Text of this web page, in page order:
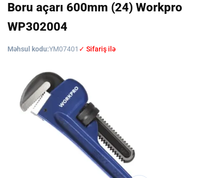
Boru açarı 600mm (24) Workpro
WP302004
Məhsul kodu:YM07401 ✓ Sifariş ilə